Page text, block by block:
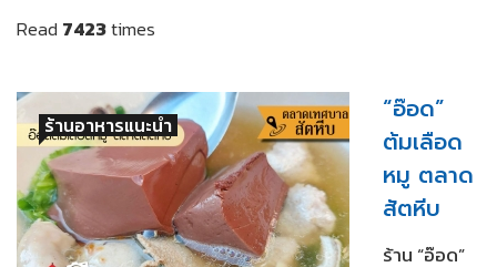
Read 7423times
ร้านอาหารแนะนำ
“อ๊อด”
ต้มเลือด
หมู ตลาด
สัตหีบ
ร้าน “อ๊อด”